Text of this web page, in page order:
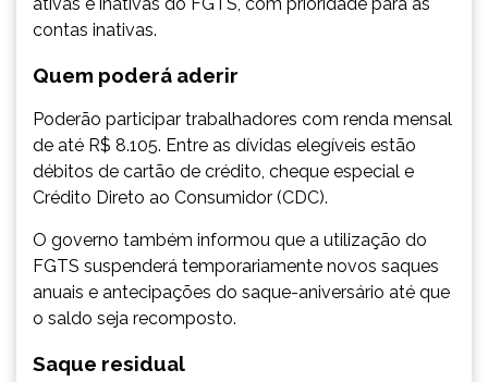
contas inativas.
Quem poderá aderir
Poderão participar trabalhadores com renda mensal
de até R$ 8.105. Entre as dívidas elegíveis estão
débitos de cartão de crédito, cheque especial e
Crédito Direto ao Consumidor (CDC).
O governo também informou que a utilização do
FGTS suspenderá temporariamente novos saques
anuais e antecipações do saque-aniversário até que
o saldo seja recomposto.
Saque residual